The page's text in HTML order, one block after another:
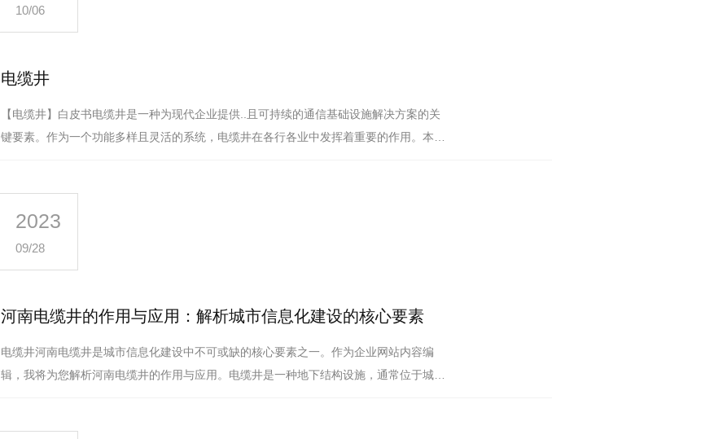
10/06
电缆井
【电缆井】白皮书电缆井是一种为现代企业提供..且可持续的通信基础设施解决方案的关
键要素。作为一个功能多样且灵活的系统，电缆井在各行各业中发挥着重要的作用。本文
2023
09/28
河南电缆井的作用与应用：解析城市信息化建设的核心要素
电缆井河南电缆井是城市信息化建设中不可或缺的核心要素之一。作为企业网站内容编
辑，我将为您解析河南电缆井的作用与应用。电缆井是一种地下结构设施，通常位于城市